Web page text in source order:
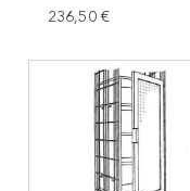
236,50 €